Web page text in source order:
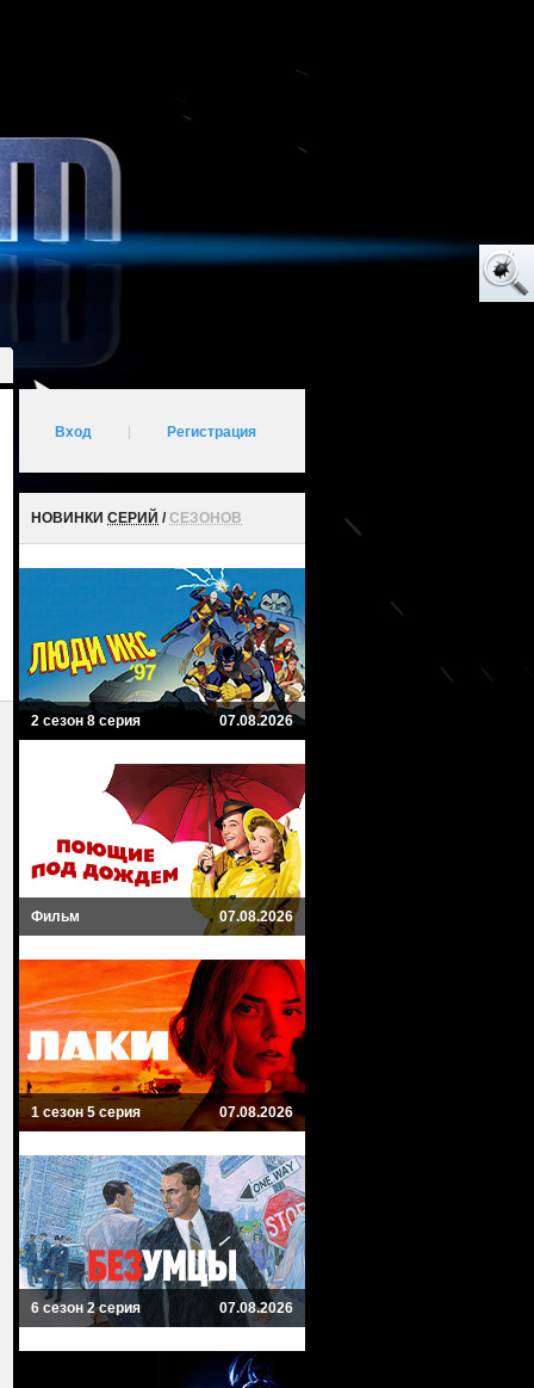
Вход Регистрация
НОВИНКИ СЕРИЙ /СЕЗОНОВ
2 сезон 8 серия 07.08.2026
Фильм 07.08.2026
1 сезон 5 серия 07.08.2026
6 сезон 2 серия 07.08.2026